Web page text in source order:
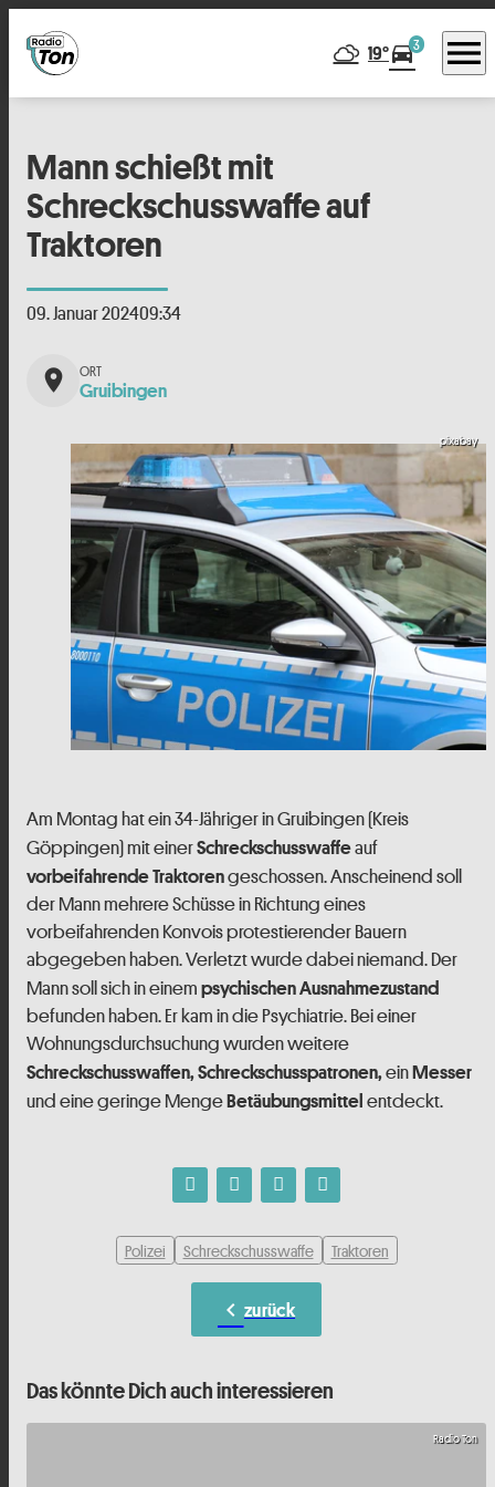
19°directions_car3 menu
Mann schießt mit
Schreckschusswaffe auf
Traktoren
09. Januar 202409:34
place Gruibingen
pixabay
Am Montag hat ein 34-Jähriger in Gruibingen (Kreis
Göppingen) mit einerSchreckschusswaffeauf
vorbeifahrende Traktorengeschossen. Anscheinend soll
der Mann mehrere Schüsse in Richtung eines
vorbeifahrenden Konvois protestierender Bauern
abgegeben haben. Verletzt wurde dabei niemand. Der
Mann soll sich in einem psychischen Ausnahmezustand
befunden haben. Er kam in die Psychiatrie. Bei einer
Wohnungsdurchsuchung wurden weitere
Schreckschusswaffen, Schreckschusspatronen,einMesser
und eine geringe MengeBetäubungsmittel entdeckt.
Polizei Schreckschusswaffe Traktoren
chevron_left zurück
Das könnte Dich auch interessieren
Radio Ton